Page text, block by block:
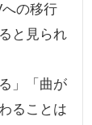
の移行
と見られ
」「曲が
ることは